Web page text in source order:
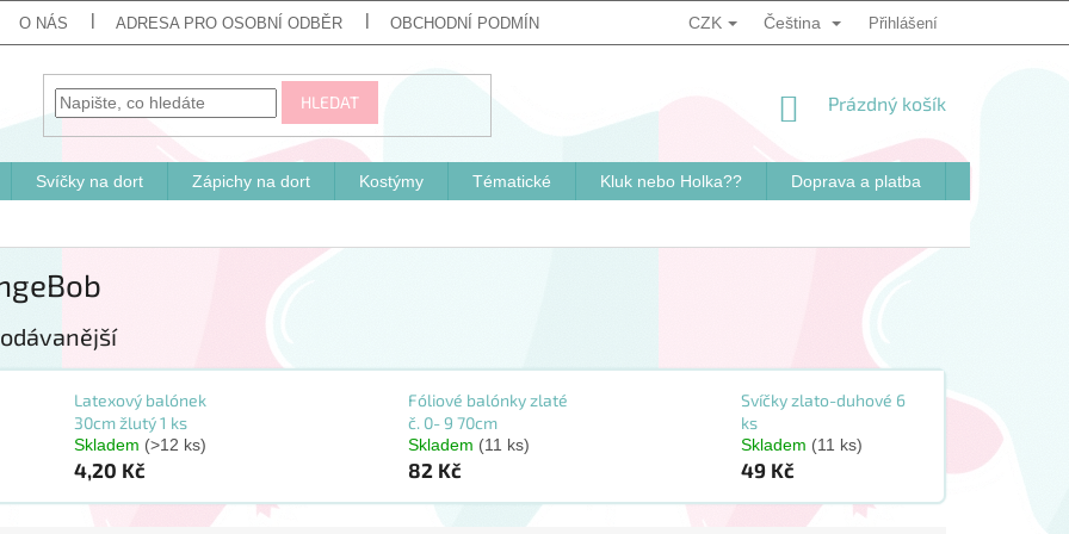
O NÁS ADRESA PRO OSOBNÍ ODBĚR OBCHODNÍ PODMÍNKY PODMÍNKY OCHRANY OSOBNÍCH ÚDAJŮ
CZK Čeština Přihlášení
HLEDAT
NÁKUPNÍ
Prázdný košík
Svíčky na dort Zápichy na dort Kostýmy Tématické Kluk nebo Holka?? Doprava a platba
Latexový balónek
30cm žlutý 1 ks
Skladem (>12 ks)
4,20 Kč
Fóliové balónky zlaté
č. 0- 9 70cm
Skladem (11 ks)
82 Kč
Svíčky zlato-duhové 6
ks
Skladem (11 ks)
49 Kč